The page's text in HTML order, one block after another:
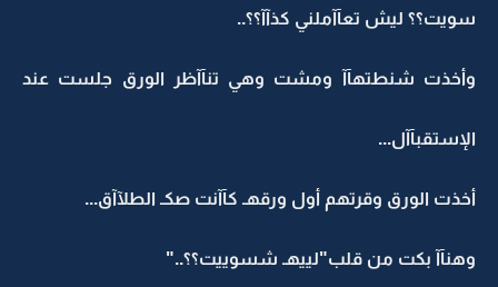
سويت؟؟ ليش تعآآملني كذآآ؟؟..
وأخذت شنطتهآآ ومشت وهي تنآآظر الورق جلست عند
الإستقبآآل...
أخذت الورق وقرتهم أول ورقهـ كآآنت صكـ الطلآآق...
وهنآآ بكت من قلب"لييهـ شسوييت؟؟.."